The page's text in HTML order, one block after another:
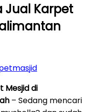
Jual Karpet
Mesjid di
– Sedang mencari